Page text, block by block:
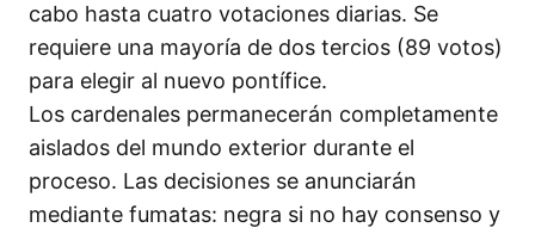
cabo hasta cuatro votaciones diarias. Se
requiere una mayoría de dos tercios (89 votos)
para elegir al nuevo pontífice.
Los cardenales permanecerán completamente
aislados del mundo exterior durante el
proceso. Las decisiones se anunciarán
mediante fumatas: negra si no hay consenso y